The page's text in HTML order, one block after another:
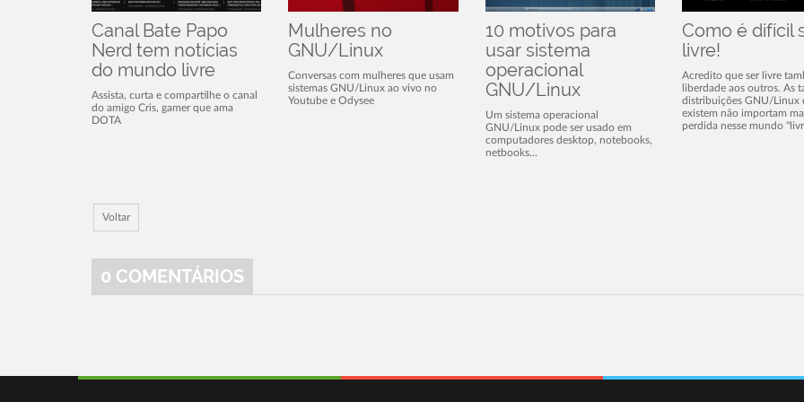
Canal Bate Papo
Nerd tem notícias
do mundo livre
Assista, curta e compartilhe o canal
do amigo Cris, gamer que ama
DOTA
Mulheres no
GNU/Linux
Conversas com mulheres que usam
sistemas GNU/Linux ao vivo no
Youtube e Odysee
10 motivos para
usar sistema
operacional
GNU/Linux
Um sistema operacional
GNU/Linux pode ser usado em
computadores desktop, notebooks,
netbooks...
Como é difícil
livre!
Acredito que ser livre
liberdade aos outros. As
distribuições GNU/Linux
existem não importam
perdida nesse mundo
Voltar
0 COMENTÁRIOS